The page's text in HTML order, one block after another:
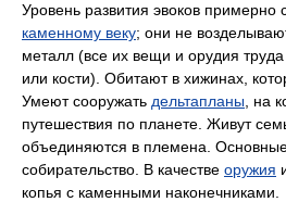
Уровень развития эвоков примерно
каменному веку; они не
металл (все их вещи и орудия
или кости). Обитают в хижинах,
Умеют сооружать дельтапланы , на
путешествия по планете. Живут
объединяются в племена.
собирательство. В качестве оружия
копья с каменными наконечниками.